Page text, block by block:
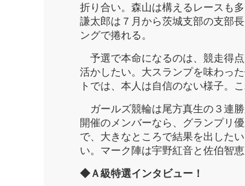
折り合い。森山は構えるレースも
謙太郎は７月から茨城支部の支部
ングで捲れる。
予選で本命になるのは、競走得
活かしたい。大スランプを味わっ
トでは、本人は自信のない様子。
ガールズ競輪は尾方真生の３連
開催のメンバーなら、グランプリ
で、大きなところで結果を出した
い。マーク陣は宇野紅音と佐伯智
◆Ａ級特選インタビュー！